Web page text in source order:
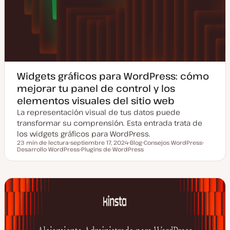
Widgets gráficos para WordPress: cómo
mejorar tu panel de control y los
elementos visuales del sitio web
La representación visual de tus datos puede
transformar su comprensión. Esta entrada trata de
los widgets gráficos para WordPress.
Tiempo de lectura
23 min de lectura
F
c
septiembre 17, 2024
T
p
Blog
T
m
Consejos WordPress
m
Desarrollo WordPress
e
Plugins de WordPress